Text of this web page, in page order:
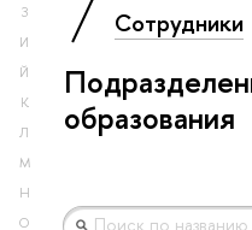
З
И
Й
К
Л
М
Н
О
Сотрудники
образования